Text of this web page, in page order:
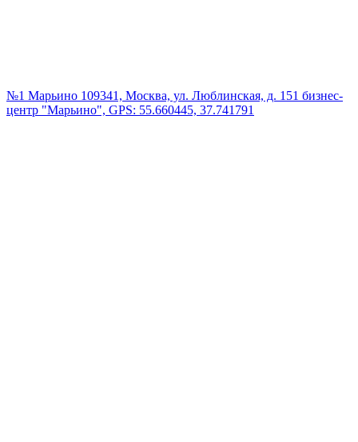
№1 Марьино 109341, Москва, ул. Люблинская, д. 151 бизнес-
центр "Марьино", GPS: 55.660445, 37.741791